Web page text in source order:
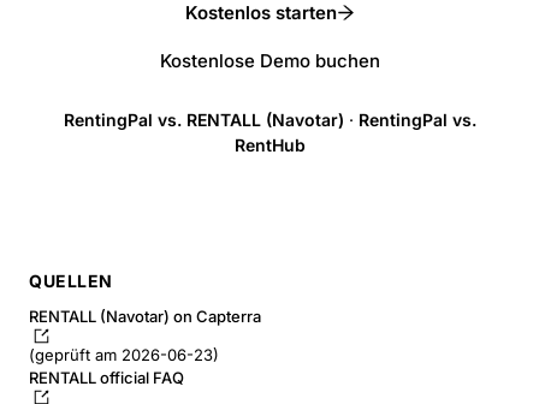
Kostenlos starten
Kostenlose Demo buchen
RentingPal vs. RENTALL (Navotar) · RentingPal vs.
RentHub
QUELLEN
RENTALL (Navotar) on Capterra
(geprüft am 2026-06-23)
RENTALL official FAQ